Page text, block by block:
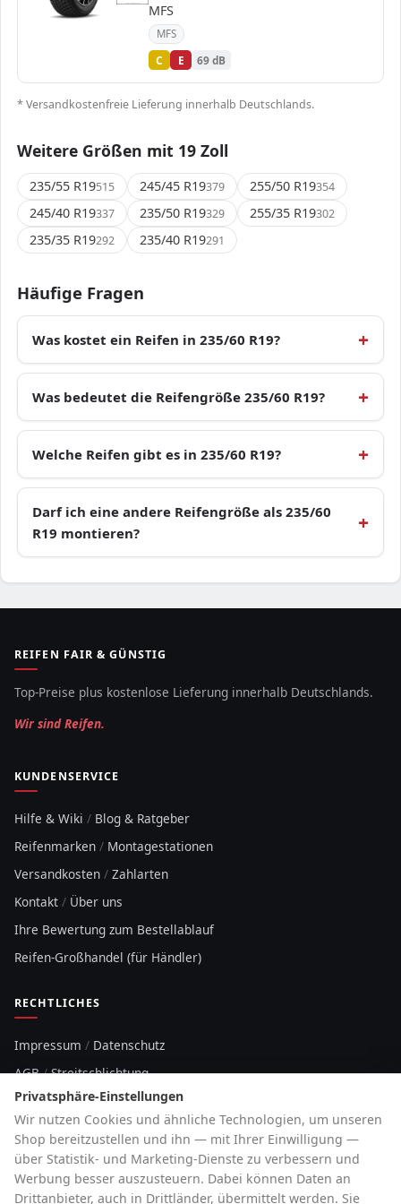
MFS
MFS
C E 69 dB
* Versandkostenfreie Lieferung innerhalb Deutschlands.
Weitere Größen mit 19 Zoll
235/55 R19515 245/45 R19379 255/50 R19354
245/40 R19337 235/50 R19329 255/35 R19302
235/35 R19292 235/40 R19291
Häufige Fragen
Was kostet ein Reifen in 235/60 R19?
Was bedeutet die Reifengröße 235/60 R19?
Welche Reifen gibt es in 235/60 R19?
Darf ich eine andere Reifengröße als 235/60
R19 montieren?
REIFEN FAIR & GÜNSTIG
Top-Preise plus kostenlose Lieferung innerhalb Deutschlands.
Wir sind Reifen.
KUNDENSERVICE
Hilfe & Wiki / Blog & Ratgeber
Reifenmarken / Montagestationen
Versandkosten / Zahlarten
Kontakt / Über uns
Ihre Bewertung zum Bestellablauf
Reifen-Großhandel (für Händler)
RECHTLICHES
Impressum / Datenschutz
AGB/Streitschlichtung
Sitemap
Cookie-Hinweis
HOTLINE
Privatsphäre-Einstellungen
Wir nutzen Cookies und ähnliche Technologien, um unseren
Shop bereitzustellen und ihn — mit Ihrer Einwilligung —
über Statistik- und Marketing-Dienste zu verbessern und
Werbung besser auszusteuern. Dabei können Daten an
Drittanbieter, auch in Drittländer, übermittelt werden. Sie